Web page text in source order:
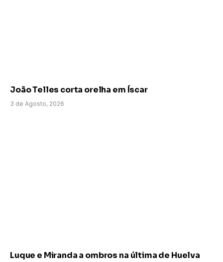
João Telles corta orelha em Íscar
3 de Agosto, 2026
Luque e Miranda a ombros na última de Huelva